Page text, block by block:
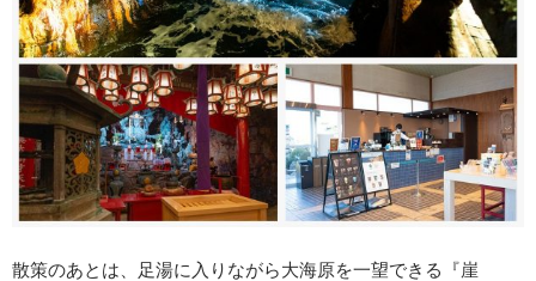
散策のあとは、足湯に入りながら大海原を一望できる『崖